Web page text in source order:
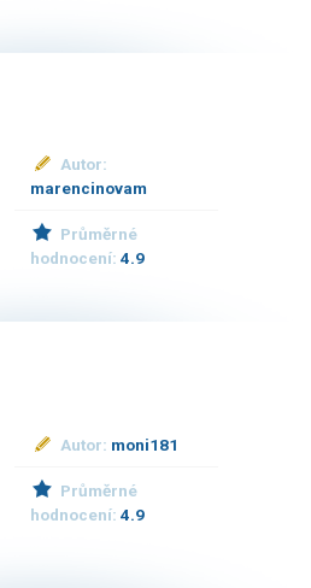
Autor:
marencinovam
Průměrné
hodnocení:4.9
Autor: moni181
Průměrné
hodnocení:4.9